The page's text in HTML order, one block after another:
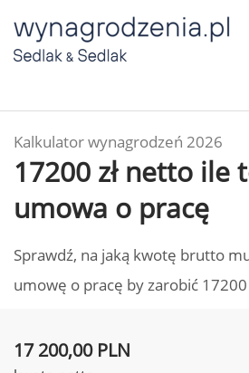
Kalkulator wynagrodzeń 2026
17200 zł netto ile
umowa o pracę
Sprawdź, na jaką kwotę brutto
umowę o pracę by zarobić
17 200,00 PLN